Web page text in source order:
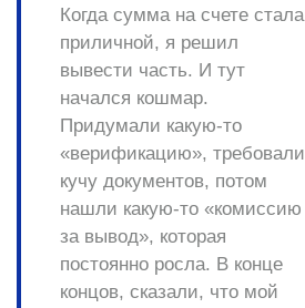
Когда сумма на счете стала
приличной, я решил
вывести часть. И тут
начался кошмар.
Придумали какую-то
«верификацию», требовали
кучу документов, потом
нашли какую-то «комиссию
за вывод», которая
постоянно росла. В конце
концов, сказали, что мой